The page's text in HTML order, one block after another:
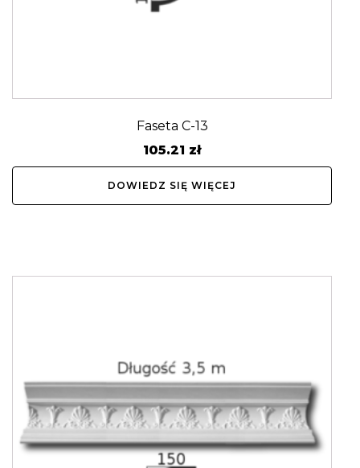
Faseta C-13
105.21 zł
DOWIEDZ SIĘ WIĘCEJ